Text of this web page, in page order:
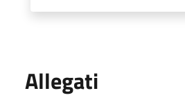
Allegati